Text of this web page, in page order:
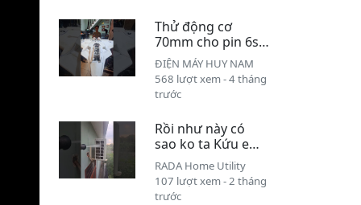
Thử động cơ
70mm cho pin 6s
lipo
ĐIỆN MÁY HUY NAM
568 lượt xem - 4 tháng
trước
Rồi như này có
sao ko ta Kứu em
😅 #radatv
#vesinhmaylanh
RADA Home Utility
107 lượt xem - 2 tháng
trước